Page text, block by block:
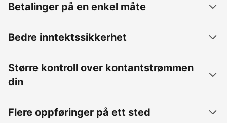
Betalinger på en enkel måte
Bedre inntektssikkerhet
Større kontroll over kontantstrømmen
din
Flere oppføringer på ett sted